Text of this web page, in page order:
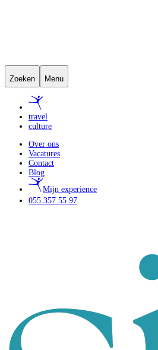
Zoeken Menu
travel
culture
Over ons
Vacatures
Contact
Blog
Mijn experience
055 357 55 97